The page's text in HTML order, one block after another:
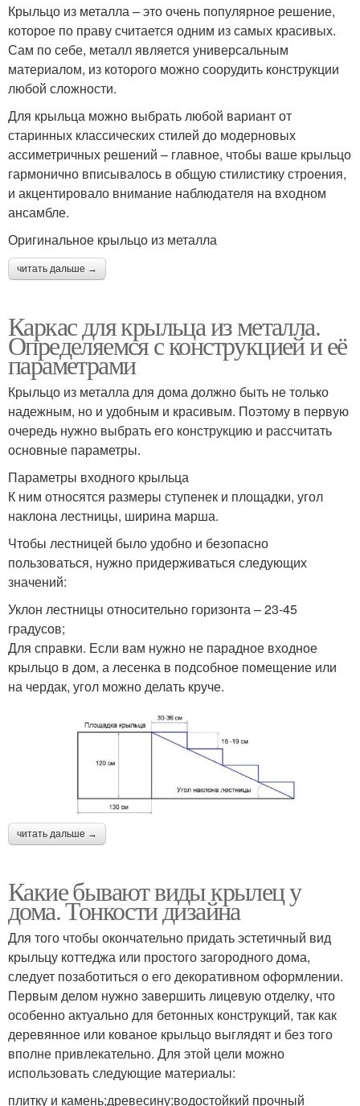
Крыльцо из металла – это очень популярное решение,
которое по праву считается одним из самых красивых.
Сам по себе, металл является универсальным
материалом, из которого можно соорудить конструкции
любой сложности.
Для крыльца можно выбрать любой вариант от
старинных классических стилей до модерновых
ассиметричных решений – главное, чтобы ваше крыльцо
гармонично вписывалось в общую стилистику строения,
и акцентировало внимание наблюдателя на входном
ансамбле.
Оригинальное крыльцо из металла
читать дальше →
Каркас для крыльца из металла.
Определяемся с конструкцией и её
параметрами
Крыльцо из металла для дома должно быть не только
надежным, но и удобным и красивым. Поэтому в первую
очередь нужно выбрать его конструкцию и рассчитать
основные параметры.
Параметры входного крыльца
К ним относятся размеры ступенек и площадки, угол
наклона лестницы, ширина марша.
Чтобы лестницей было удобно и безопасно
пользоваться, нужно придерживаться следующих
значений:
Уклон лестницы относительно горизонта – 23-45
градусов;
Для справки. Если вам нужно не парадное входное
крыльцо в дом, а лесенка в подсобное помещение или
на чердак, угол можно делать круче.
читать дальше →
Какие бывают виды крылец у
дома. Тонкости дизайна
Для того чтобы окончательно придать эстетичный вид
крыльцу коттеджа или простого загородного дома,
следует позаботиться о его декоративном оформлении.
Первым делом нужно завершить лицевую отделку, что
особенно актуально для бетонных конструкций, так как
деревянное или кованое крыльцо выглядят и без того
вполне привлекательно. Для этой цели можно
использовать следующие материалы:
плитку и камень;древесину;водостойкий прочный